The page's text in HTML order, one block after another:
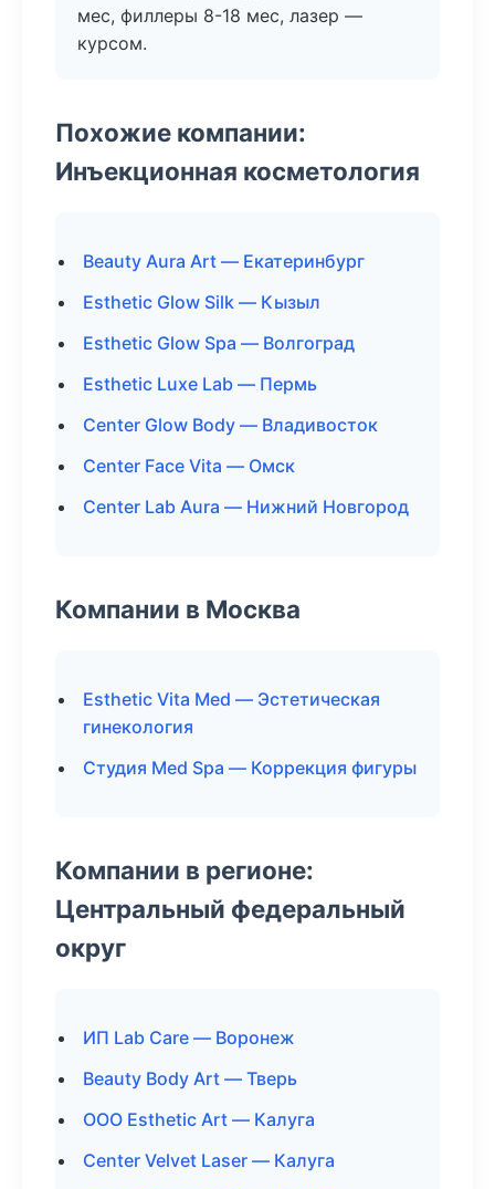
мес, филлеры 8-18 мес, лазер —
курсом.
Похожие компании:
Инъекционная косметология
Beauty Aura Art — Екатеринбург
Esthetic Glow Silk — Кызыл
Esthetic Glow Spa — Волгоград
Esthetic Luxe Lab — Пермь
Center Glow Body — Владивосток
Center Face Vita — Омск
Center Lab Aura — Нижний Новгород
Компании в Москва
Esthetic Vita Med — Эстетическая
гинекология
Студия Med Spa — Коррекция фигуры
Компании в регионе:
Центральный федеральный
округ
ИП Lab Care — Воронеж
Beauty Body Art — Тверь
ООО Esthetic Art — Калуга
Center Velvet Laser — Калуга